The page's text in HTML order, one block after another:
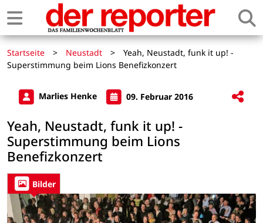
Startseite > Neustadt >
Yeah, Neustadt, funk it up! -
Superstimmung beim Lions Benefizkonzert
Marlies Henke 09. Februar 2016
Yeah, Neustadt, funk it up! -
Superstimmung beim Lions
Benefizkonzert
Bilder